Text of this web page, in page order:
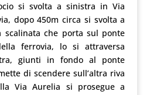
si svolta a sinistra in Via
dopo 450m circa si svolta a
scalinata che porta sul ponte
ferrovia, lo si attraversa
giunti in fondo al ponte
di scendere sull’altra riva
Via Aurelia si prosegue a